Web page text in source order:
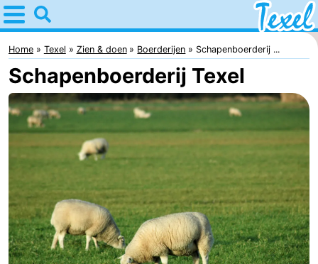
Home
Texel
Tips
Voor
kinderen
Dorpen
Den
Burg
-
Den
-
Home Texel Zien & doen Boerderijen Schapenboerderij ...
Schapenboerderij Texel